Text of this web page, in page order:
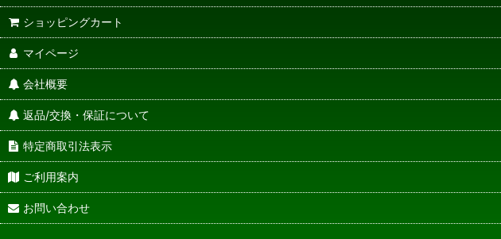
ショッピングカート
マイページ
会社概要
返品/交換・保証について
特定商取引法表示
ご利用案内
お問い合わせ